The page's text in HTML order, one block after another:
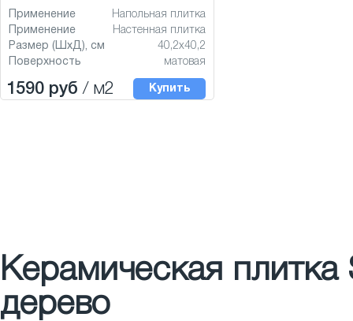
Применение
Напольная плитка
Применение
Настенная плитка
Размер (ШхД), см
40,2x40,2
Поверхность
матовая
1590 руб / м2 Купить
Керамическая
дерево